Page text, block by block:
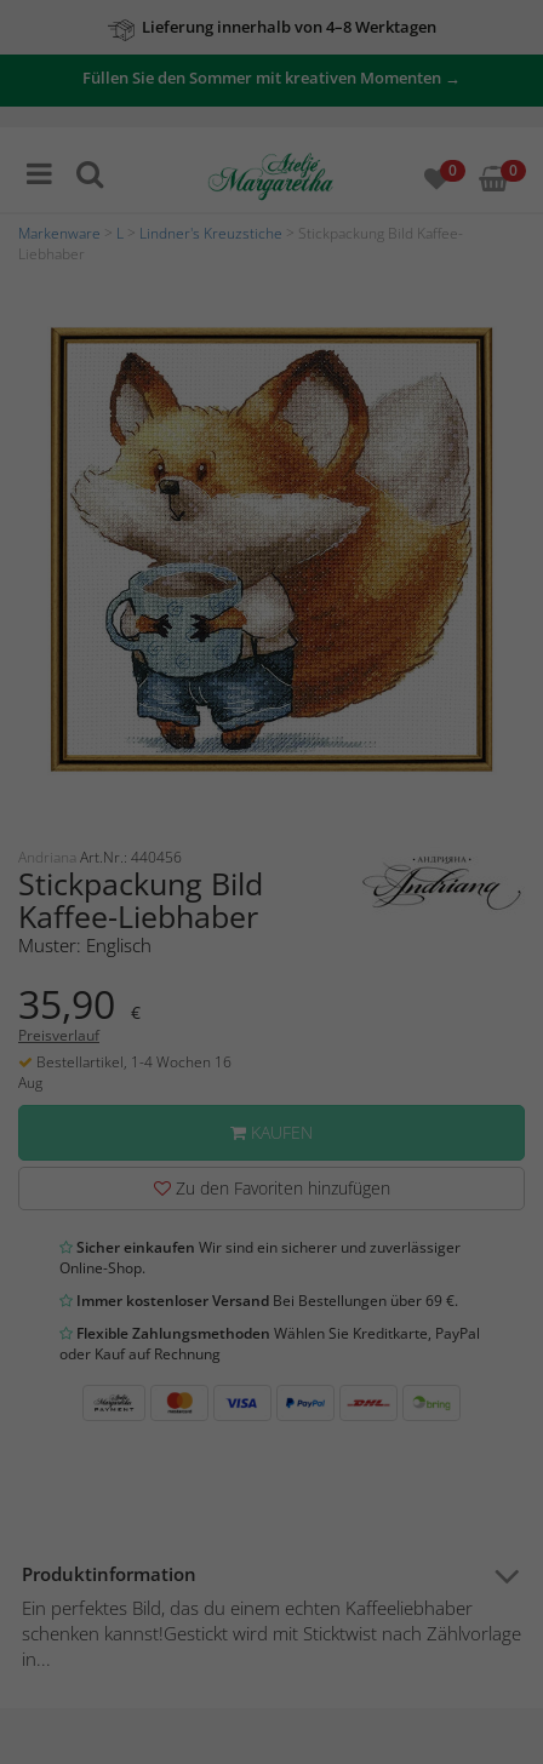
Lieferung innerhalb von 4–8 Werktagen
Füllen Sie den Sommer mit kreativen Momenten →
0 0
Markenware L Lindner's Kreuzstiche > Stickpackung Bild Kaffee-
Liebhaber
Andriana Art.Nr.: 440456
Stickpackung Bild
Kaffee-Liebhaber
Muster: Englisch
35,90 €
Preisverlauf
Bestellartikel, 1-4 Wochen 16
Aug
KAUFEN
Zu den Favoriten hinzufügen
Sicher einkaufen Wir sind ein sicherer und zuverlässiger
Online-Shop.
Immer kostenloser Versand Bei Bestellungen über 69 €.
Flexible Zahlungsmethoden Wählen Sie Kreditkarte, PayPal
oder Kauf auf Rechnung
Produktinformation
Ein perfektes Bild, das du einem echten Kaffeeliebhaber
schenken kannst!Gestickt wird mit Sticktwist nach Zählvorlage
in...